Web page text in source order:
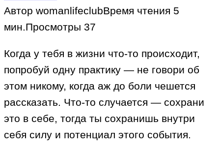
Автор womanlifeclubВремя чтения 5
мин.Просмотры 37
Когда у тебя в жизни что-то происходит,
попробуй одну практику — не говори об
этом никому, когда аж до боли чешется
рассказать. Что-то случается — сохрани
это в себе, тогда ты сохранишь внутри
себя силу и потенциал этого события.